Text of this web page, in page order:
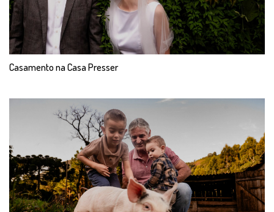
Casamento na Casa Presser